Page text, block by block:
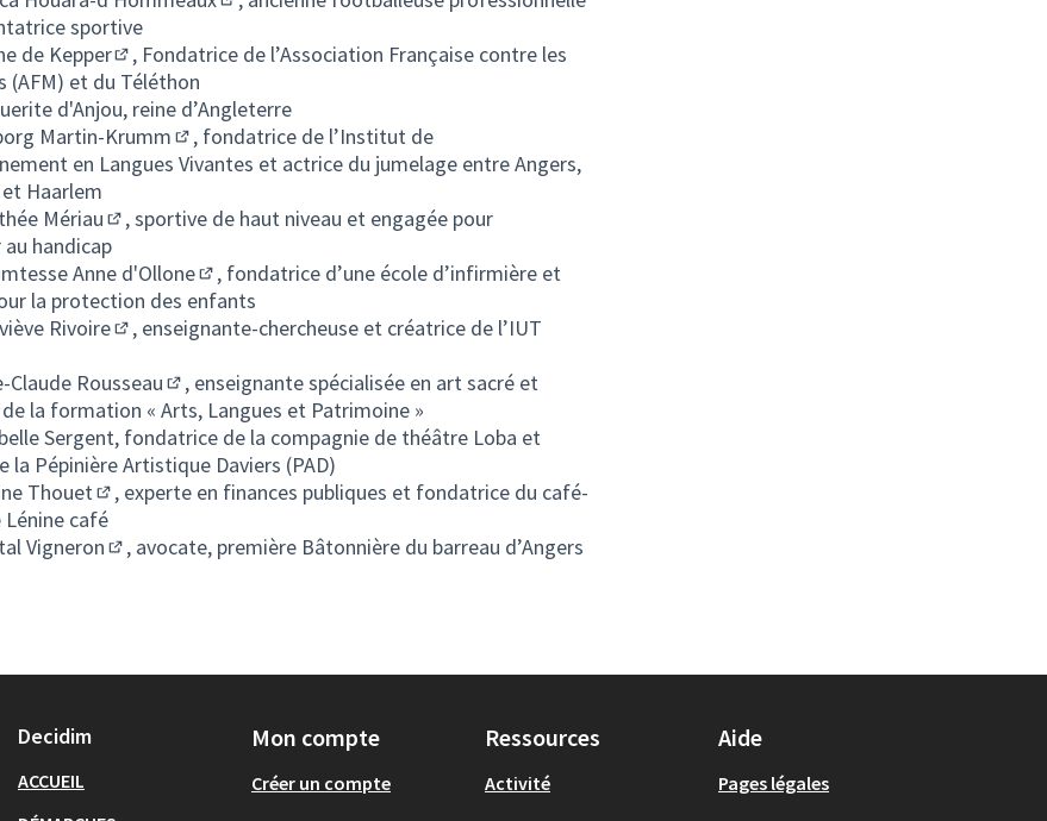
(S'ouvre dans un nouvel onglet)
sportive
de Kepper
(S'ouvre dans un nouvel onglet)
, Fondatrice de l’Association Française contre les
(AFM) et du Téléthon
d'Anjou, reine d’Angleterre
Martin-Krumm
(S'ouvre dans un nouvel onglet)
, fondatrice de l’Institut de
en Langues Vivantes et actrice du jumelage entre Angers,
Haarlem
Mériau
(S'ouvre dans un nouvel onglet)
, sportive de haut niveau et engagée pour
handicap
Anne d'Ollone
(S'ouvre dans un nouvel onglet)
, fondatrice d’une école d’infirmière et
la protection des enfants
Rivoire
(S'ouvre dans un nouvel onglet)
, enseignante-chercheuse et créatrice de l’IUT
Claude Rousseau
(S'ouvre dans un nouvel onglet)
, enseignante spécialisée en art sacré et
la formation « Arts, Langues et Patrimoine »
Sergent, fondatrice de la compagnie de théâtre Loba et
la Pépinière Artistique Daviers (PAD)
Thouet
(S'ouvre dans un nouvel onglet)
, experte en finances publiques et fondatrice du café-
café
Vigneron
(S'ouvre dans un nouvel onglet)
, avocate, première Bâtonnière du barreau d’Angers
Decidim
ACCUEIL
Mon compte
Créer un compte
Ressources
Activité
Aide
Pages légales